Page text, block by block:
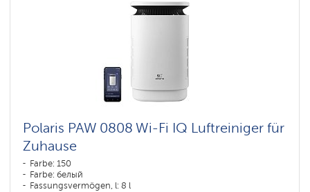
Polaris PAW 0808 Wi-Fi IQ Luftreiniger für
Zuhause
Farbe: 150
Farbe: белый
Fassungsvermögen, l: 8 l